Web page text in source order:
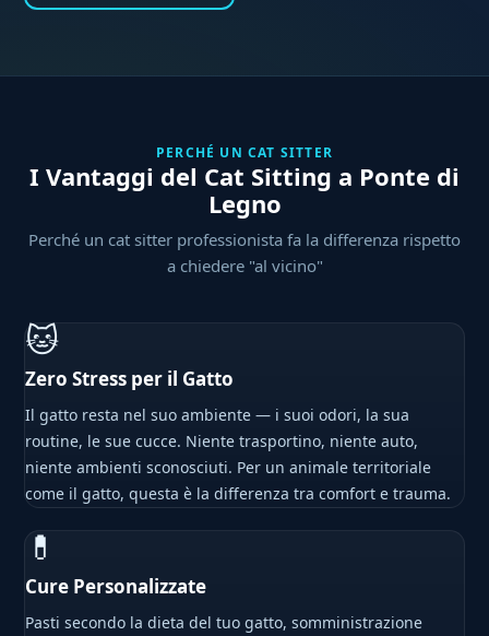
PERCHÉ UN CAT SITTER
I Vantaggi del Cat Sitting a Ponte di
Legno
Perché un cat sitter professionista fa la differenza rispetto
a chiedere "al vicino"
🐱
Zero Stress per il Gatto
Il gatto resta nel suo ambiente — i suoi odori, la sua
routine, le sue cucce. Niente trasportino, niente auto,
niente ambienti sconosciuti. Per un animale territoriale
come il gatto, questa è la differenza tra comfort e trauma.
💊
Cure Personalizzate
Pasti secondo la dieta del tuo gatto, somministrazione